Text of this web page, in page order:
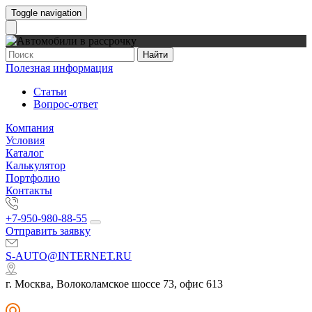
Toggle navigation
Найти
Полезная информация
Статьи
Вопрос-ответ
Компания
Условия
Каталог
Калькулятор
Портфолио
Контакты
+7-950-980-88-55
Отправить заявку
S-AUTO@INTERNET.RU
г. Москва, Волоколамское шоссе 73, офис 613